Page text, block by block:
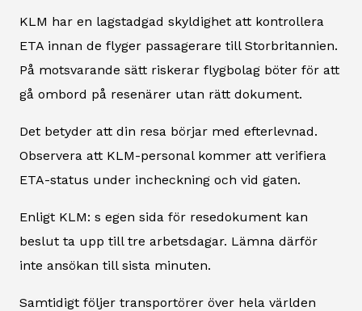
KLM har en lagstadgad skyldighet att kontrollera
ETA innan de flyger passagerare till Storbritannien.
På motsvarande sätt riskerar flygbolag böter för att
gå ombord på resenärer utan rätt dokument.
Det betyder att din resa börjar med efterlevnad.
Observera att KLM-personal kommer att verifiera
ETA-status under incheckning och vid gaten.
Enligt KLM: s egen sida för resedokument kan
beslut ta upp till tre arbetsdagar. Lämna därför
inte ansökan till sista minuten.
Samtidigt följer transportörer över hela världen